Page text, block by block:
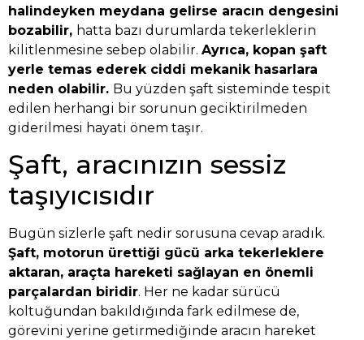
halindeyken meydana gelirse aracın dengesini
bozabilir, hatta bazı durumlarda tekerleklerin
kilitlenmesine sebep olabilir. Ayrıca, kopan şaft
yerle temas ederek ciddi mekanik hasarlara
neden olabilir. Bu yüzden şaft sisteminde tespit
edilen herhangi bir sorunun geciktirilmeden
giderilmesi hayati önem taşır.
Şaft, aracınızın sessiz
taşıyıcısıdır
Bugün sizlerle şaft nedir sorusuna cevap aradık.
Şaft, motorun ürettiği gücü arka tekerleklere
aktaran, araçta hareketi sağlayan en önemli
parçalardan biridir. Her ne kadar sürücü
koltuğundan bakıldığında fark edilmese de,
görevini yerine getirmediğinde aracın hareket